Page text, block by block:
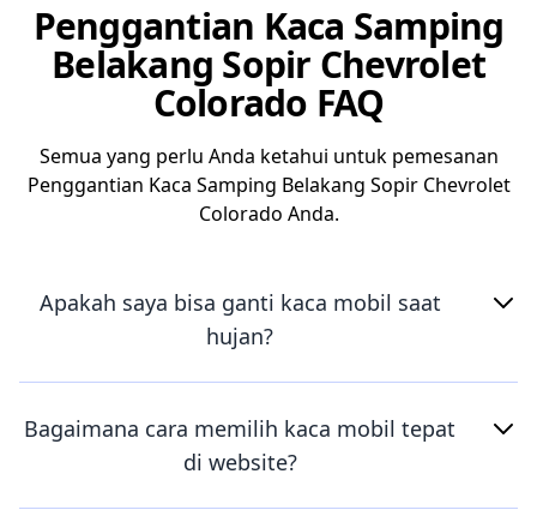
Penggantian Kaca Samping
Belakang Sopir Chevrolet
Colorado FAQ
Semua yang perlu Anda ketahui untuk pemesanan
Penggantian Kaca Samping Belakang Sopir Chevrolet
Colorado Anda.
Apakah saya bisa ganti kaca mobil saat
hujan?
Bagaimana cara memilih kaca mobil tepat
di website?